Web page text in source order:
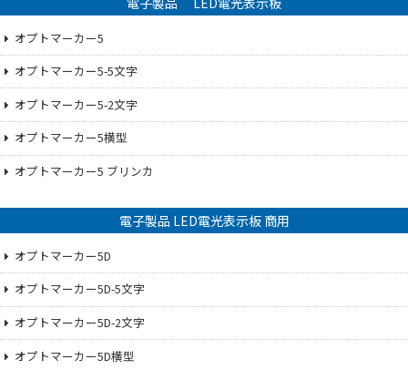
オプトマーカー5
オプトマーカー5-5文字
オプトマーカー5-2文字
オプトマーカー5横型
オプトマーカー5 ブリンカ
電子製品 LED電光表示板 商用
オプトマーカー5D
オプトマーカー5D-5文字
オプトマーカー5D-2文字
オプトマーカー5D横型